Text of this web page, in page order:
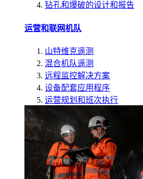
钻孔和爆破的设计和报告
运营和联网机队
山特维克遥测
混合机队遥测
远程监控解决方案
设备配套应用程序
运营规划和班次执行